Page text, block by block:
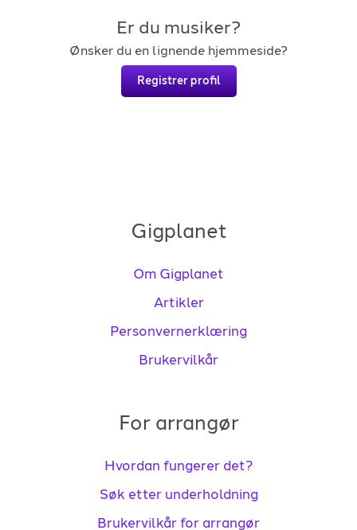
Er du musiker?
Ønsker du en lignende hjemmeside?
Registrer profil
Gigplanet
Om Gigplanet
Artikler
Personvernerklæring
Brukervilkår
For arrangør
Hvordan fungerer det?
Søk etter underholdning
Brukervilkår for arrangør